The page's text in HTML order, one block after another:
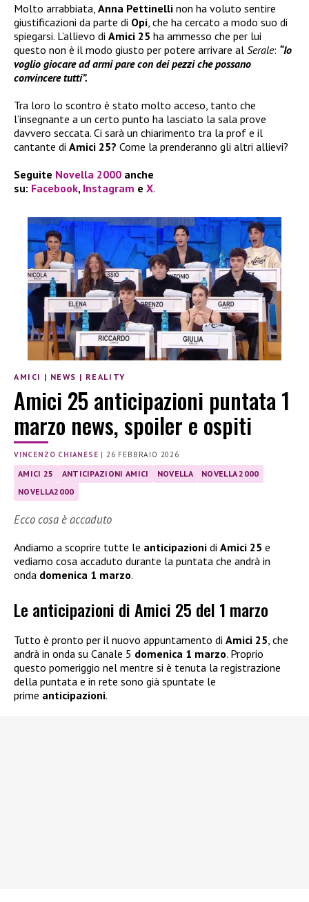
Molto arrabbiata, Anna Pettinelli non ha voluto sentire
giustificazioni da parte di Opi , che ha cercato a modo suo di
spiegarsi. L’allievo di Amici 25 ha ammesso che per lui
questo non è il modo giusto per potere arrivare al Serale: “Io
voglio giocare ad armi pare con dei pezzi che possano
convincere tutti”.
Tra loro lo scontro è stato molto acceso, tanto che
l’insegnante a un certo punto ha lasciato la sala prove
davvero seccata. Ci sarà un chiarimento tra la prof e il
cantante di Amici 25? Come la prenderanno gli altri allievi?
Seguite Novella 2000 anche
su: Facebook, Instagram e X.
AMICI | NEWS | REALITY
Amici 25 anticipazioni puntata 1
marzo news, spoiler e ospiti
VINCENZO CHIANESE |26 FEBBRAIO 2026
AMICI 25 ANTICIPAZIONI AMICI NOVELLA
NOVELLA 2000
NOVELLA2000
Ecco cosa è accaduto
Andiamo a scoprire tutte le anticipazioni di Amici 25 e
vediamo cosa accaduto durante la puntata che andrà in
onda domenica 1 marzo.
Le anticipazioni di Amici 25 del 1 marzo
Tutto è pronto per il nuovo appuntamento di Amici 25, che
andrà in onda su Canale 5 domenica 1 marzo. Proprio
questo pomeriggio nel mentre si è tenuta la registrazione
della puntata e in rete sono già spuntate le
prime anticipazioni.